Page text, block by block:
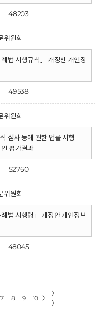
48203
위원회
법 시행규칙」 개정안 개인정
49538
위원회
심사 등에 관한 법률 시행
평가결과
52760
위원회
례법 시행령」 개정안 개인정보
48045
7 8 9 10 〉
〉
〉